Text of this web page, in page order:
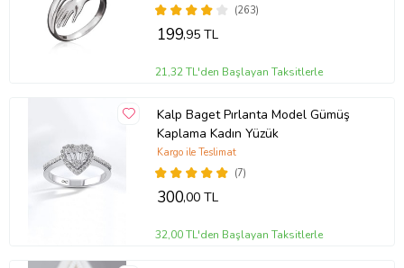
(263)
199,95 TL
21,32 TL'den Başlayan Taksitlerle
Kalp Baget Pırlanta Model Gümüş
Kaplama Kadın Yüzük
(7)
Kargo ile Teslimat
300,00 TL
32,00 TL'den Başlayan Taksitlerle